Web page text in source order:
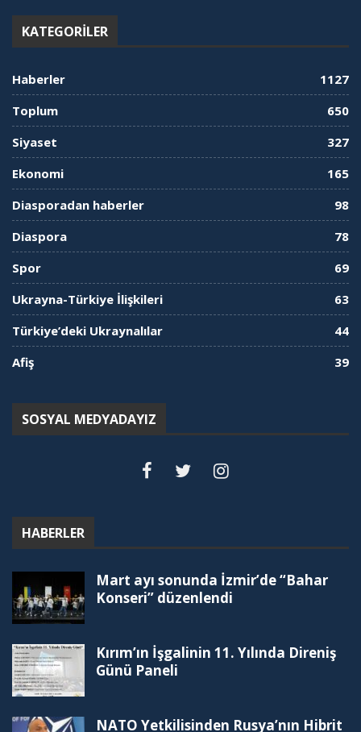
KATEGORILER
Haberler
1127
Toplum
650
Siyaset
327
Ekonomi
165
Diasporadan haberler
98
Diaspora
78
Spor
69
Ukrayna-Türkiye İlişkileri
63
Türkiye’deki Ukraynalılar
44
Afiş
39
SOSYAL MEDYADAYIZ
HABERLER
Mart ayı sonunda İzmir’de “Bahar
Konseri” düzenlendi
Kırım’ın İşgalinin 11. Yılında Direniş
Günü Paneli
NATO Yetkilisinden Rusya’nın Hibrit